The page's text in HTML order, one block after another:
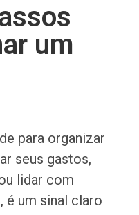
um
para organizar
seus gastos,
lidar com
é um sinal claro